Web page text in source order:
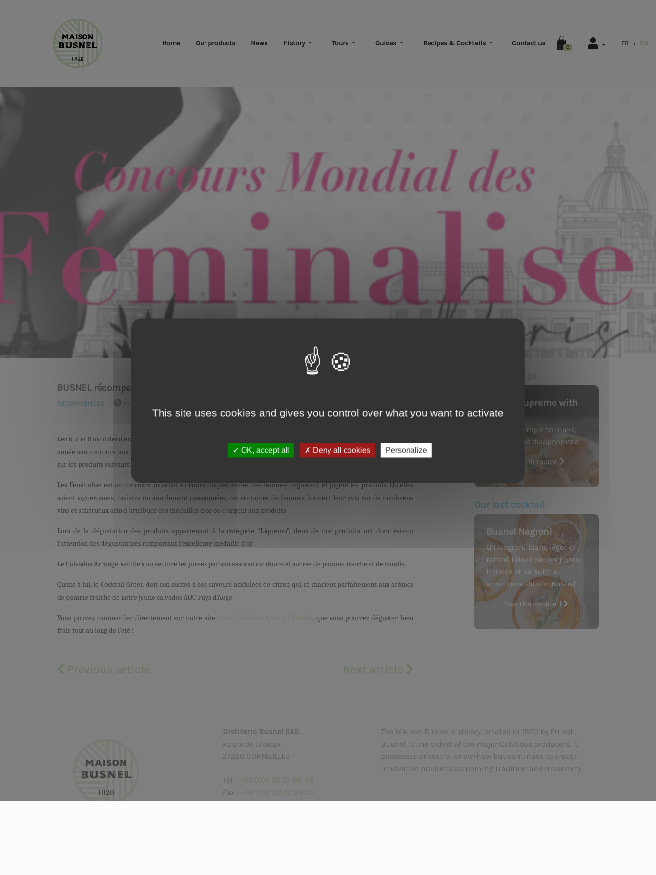
Home Our products News History Tours Guides Recipes & Cocktails Contact us 0 FR / EN
You must be of legal drinking age to enter this site
Our packaging may be subject to recycling guidelines www.consignesdetri.fr
BUSNEL récompensé au Concours Mondial des Féminalise 2022 !
RÉCOMPENSES
Les 6, 7 et 8 avril derniers a eu lieu la 16ème édition des Féminalise. Ce concours, à l’origine dédié aux vins, a ouvert cette
année son concours aux spiritueux. À cette occasion,
Busnela participé au concours et a remporté deux médailles d’or
sur les produits suivants : le Calvados Arrangé Vanille et le Cocktail Green.
Les Féminalise est un concours mondial au cours duquel seules des femmes dégustent et jugent les produits. Qu’elles
soient vigneronnes, cavistes ou simplement passionnées, ces centaines de femmes donnent leur avis sur de nombreux
vins et spiritueux afin d'attribuer des médailles d’or ou d’argent aux produits.
Lors de la dégustation des produits appartenant à la catégorie “Liqueurs”, deux de nos produits ont donc retenu
l’attention des dégustatrices remportant l’excellente médaille d’or.
Le Calvados Arrangé Vanille a su séduire les jurées par son association douce et sucrée de pomme fraîche et de vanille.
Quant à lui, le Cocktail Green doit son succès à ses saveurs acidulées de citron qui se marient parfaitement aux arômes
de pomme fraîche de notre jeune calvados AOC Pays d’Auge.
Vous pouvez commander directement sur notre site
, que vous pourrez déguster bien
frais tout au long de l’été !
Previous article Next article
Poultry supreme with
cider
Easy and simple to make,
you won't be disappointed.
See the recipe
Our last cocktail
Busnel Negroni
Un Negroni blanc léger et
raffiné relevé par les notes
florales et sa subtile
amertume du Gin Busnel.
See the cocktail
Distillerie Busnel SAS
Route de Lisieux
27260 CORMEILLES
Tél. :
Fax :
The Maison Busnel distillery, created in 1820 by Ernest
Busnel, is the oldest of the major Calvados producers. It
possesses ancestral know-how but continues to create
innovative products combining tradition and modernity.
This site uses cookies and gives you control over what you want to activate
OK, accept all Deny all cookies Personalize